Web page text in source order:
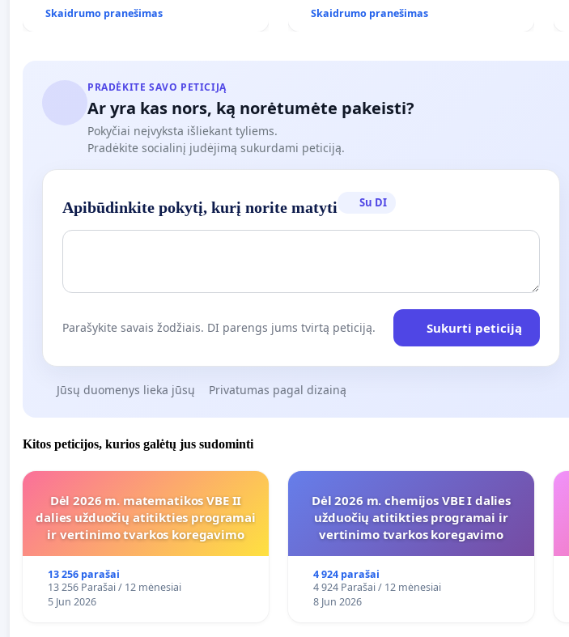
Skaidrumo pranešimas
Skaidrumo pranešimas
PRADĖKITE SAVO PETICIJĄ
Ar yra kas nors, ką norėtumėte pakeisti?
Pokyčiai neįvyksta išliekant tyliems.
Pradėkite socialinį judėjimą sukurdami peticiją.
Apibūdinkite pokytį, kurį norite matyti Su DI
Parašykite savais žodžiais. DI parengs jums tvirtą peticiją. Sukurti peticiją
Jūsų duomenys lieka jūsų Privatumas pagal dizainą
Kitos peticijos, kurios galėtų jus sudominti
Dėl 2026 m. matematikos VBE II
dalies užduočių atitikties programai
ir vertinimo tvarkos koregavimo
13 256 parašai
13 256 Parašai / 12 mėnesiai
5 Jun 2026
Dėl 2026 m. chemijos VBE I dalies
užduočių atitikties programai ir
vertinimo tvarkos koregavimo
4 924 parašai
4 924 Parašai / 12 mėnesiai
8 Jun 2026